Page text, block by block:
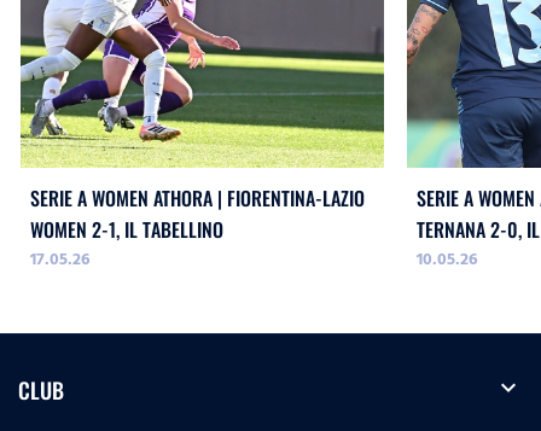
SERIE A WOMEN ATHORA | FIORENTINA-LAZIO
WOMEN 2-1, IL TABELLINO
17.05.26
SERIE A
TERNANA 2-0,
10.05.26
CLUB expand_more